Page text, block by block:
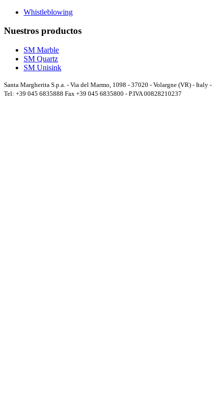
Whistleblowing
Nuestros productos
SM Marble
SM Quartz
SM Unisink
Santa Margherita S.p.a. - Via del Marmo, 1098 - 37020 - Volargne (VR) - Italy -
Tel: +39 045 6835888 Fax +39 045 6835800 - P.IVA 00828210237